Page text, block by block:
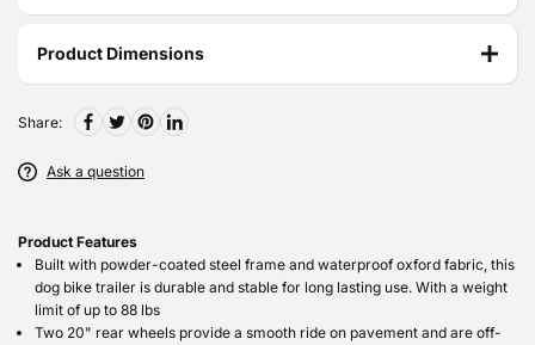
Product Dimensions
Share:
Ask a question
Product Features
Built with powder-coated steel frame and waterproof oxford fabric, this
dog bike trailer is durable and stable for long lasting use. With a weight
limit of up to 88 lbs
Two 20" rear wheels provide a smooth ride on pavement and are off-